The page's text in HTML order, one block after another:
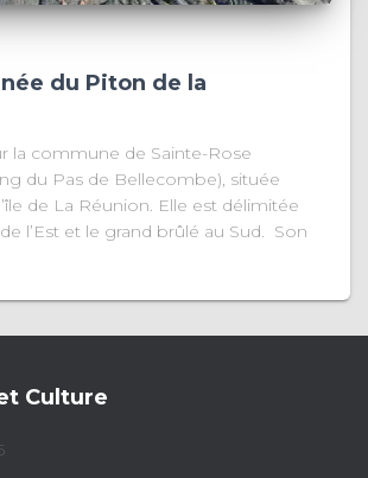
du Piton de la
la commune de Sainte-Rose
du Pas de Bellecombe), située
de La Réunion. Elle est délimitée
l’Est et le grand brûlé au Sud. Son
Culture